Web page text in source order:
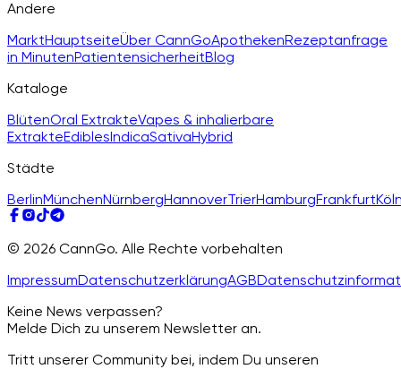
Andere
MarktHauptseiteÜber CannGoApothekenRezeptanfrage
in MinutenPatientensicherheitBlog
Kataloge
BlütenOral ExtrakteVapes & inhalierbare
ExtrakteEdiblesIndicaSativaHybrid
Städte
BerlinMünchenNürnbergHannoverTrierHamburgFrankfurt
© 2026 CannGo. Alle Rechte vorbehalten
ImpressumDatenschutzerklärungAGB
Keine News verpassen?
Melde Dich zu unserem Newsletter an.
Tritt unserer Community bei, indem Du unseren